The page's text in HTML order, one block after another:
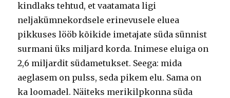
kindlaks tehtud, et vaatamata ligi
neljakümnekordsele erinevusele eluea
pikkuses lööb kõikide imetajate süda sünnist
surmani üks miljard korda. Inimese eluiga on
2,6 miljardit südametukset. Seega: mida
aeglasem on pulss, seda pikem elu. Sama on
ka loomadel. Näiteks merikilpkonna süda